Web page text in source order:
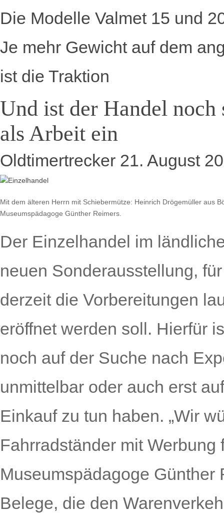
Die Modelle Valmet 15 und
Je mehr Gewicht auf dem
ist die Traktion
Und ist der Handel
als Arbeit ein
Oldtimertrecker 21. August
Mit dem älteren Herrn mit Schiebermütze: Heinrich Drögemüller aus
Museumspädagoge Günther Reimers.
Der Einzelhandel im
neuen Sonderausstellung,
derzeit die Vorbereitungen
eröffnet werden soll. Hierfür
noch auf der Suche nach
unmittelbar oder auch erst
Einkauf zu tun haben. „Wir
Fahrradständer mit Werbung
Museumspädagoge
Belege, die den